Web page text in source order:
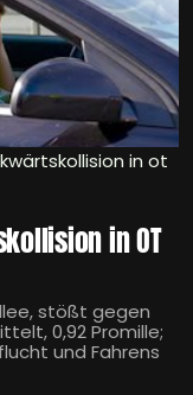
in ot
in OT
stößt gegen
0,92 Promille;
und Fahrens